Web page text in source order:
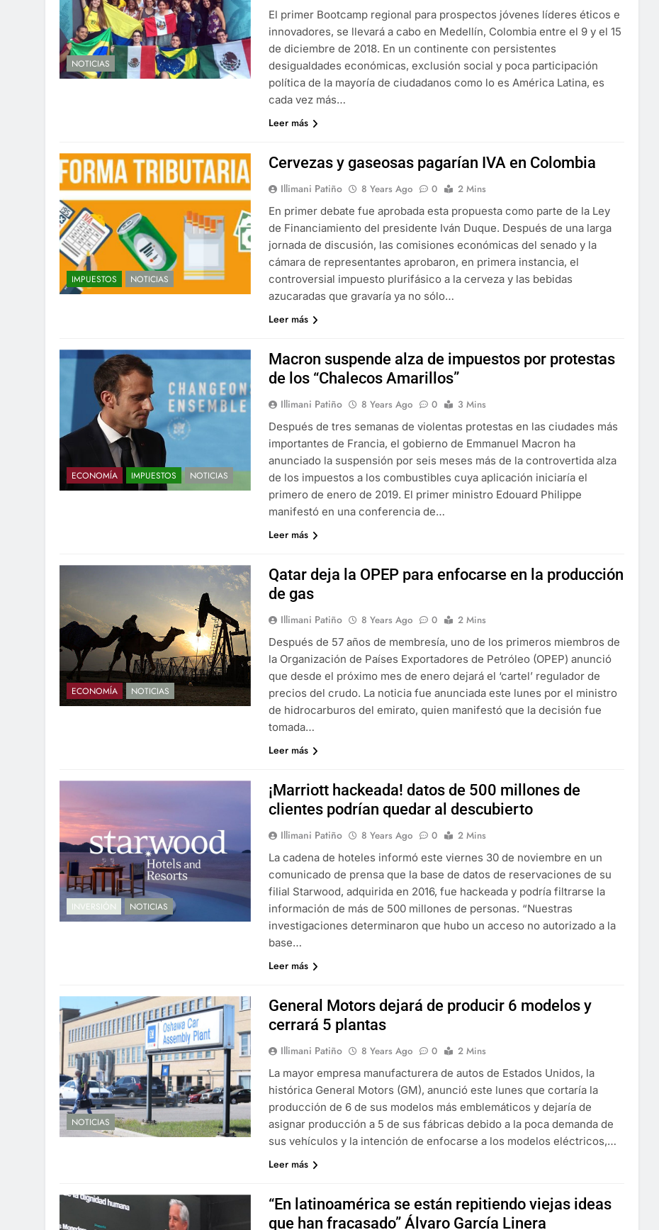
NOTICIAS
El primer Bootcamp regional para prospectos jóvenes líderes éticos e
innovadores, se llevará a cabo en Medellín, Colombia entre el 9 y el 15
de diciembre de 2018. En un continente con persistentes
desigualdades económicas, exclusión social y poca participación
política de la mayoría de ciudadanos como lo es América Latina, es
cada vez más…
Leer más
IMPUESTOS NOTICIAS
Cervezas y gaseosas pagarían IVA en Colombia
Illimani Patiño 8 Years Ago 0
2 Mins
En primer debate fue aprobada esta propuesta como parte de la Ley
de Financiamiento del presidente Iván Duque. Después de una larga
jornada de discusión, las comisiones económicas del senado y la
cámara de representantes aprobaron, en primera instancia, el
controversial impuesto plurifásico a la cerveza y las bebidas
azucaradas que gravaría ya no sólo…
Leer más
ECONOMÍA IMPUESTOS NOTICIAS
Macron suspende alza de impuestos por protestas
de los “Chalecos Amarillos”
Illimani Patiño 8 Years Ago 0
3 Mins
Después de tres semanas de violentas protestas en las ciudades más
importantes de Francia, el gobierno de Emmanuel Macron ha
anunciado la suspensión por seis meses más de la controvertida alza
de los impuestos a los combustibles cuya aplicación iniciaría el
primero de enero de 2019. El primer ministro Edouard Philippe
manifestó en una conferencia de…
Leer más
ECONOMÍA NOTICIAS
Qatar deja la OPEP para enfocarse en la producción
de gas
Illimani Patiño 8 Years Ago 0
2 Mins
Después de 57 años de membresía, uno de los primeros miembros de
la Organización de Países Exportadores de Petróleo (OPEP) anunció
que desde el próximo mes de enero dejará el ‘cartel’ regulador de
precios del crudo. La noticia fue anunciada este lunes por el ministro
de hidrocarburos del emirato, quien manifestó que la decisión fue
tomada…
Leer más
INVERSIÓN NOTICIAS
¡Marriott hackeada! datos de 500 millones de
clientes podrían quedar al descubierto
Illimani Patiño 8 Years Ago 0
2 Mins
La cadena de hoteles informó este viernes 30 de noviembre en un
comunicado de prensa que la base de datos de reservaciones de su
filial Starwood, adquirida en 2016, fue hackeada y podría filtrarse la
información de más de 500 millones de personas. “Nuestras
investigaciones determinaron que hubo un acceso no autorizado a la
base…
Leer más
NOTICIAS
General Motors dejará de producir 6 modelos y
cerrará 5 plantas
Illimani Patiño 8 Years Ago 0
2 Mins
La mayor empresa manufacturera de autos de Estados Unidos, la
histórica General Motors (GM), anunció este lunes que cortaría la
producción de 6 de sus modelos más emblemáticos y dejaría de
asignar producción a 5 de sus fábricas debido a la poca demanda de
sus vehículos y la intención de enfocarse a los modelos eléctricos,…
Leer más
“En latinoamérica se están repitiendo viejas ideas
que han fracasado” Álvaro García Linera